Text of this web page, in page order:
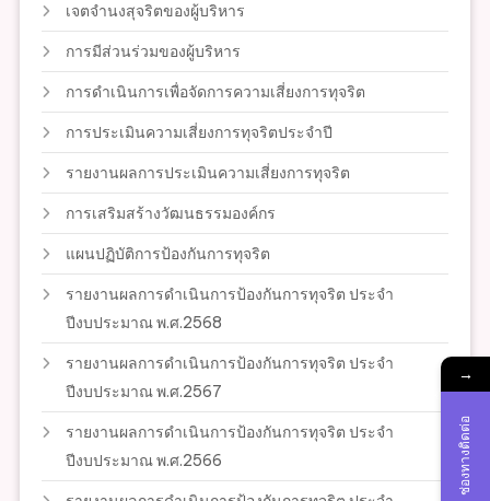
เจตจำนงสุจริตของผู้บริหาร
การมีส่วนร่วมของผู้บริหาร
การดำเนินการเพื่อจัดการความเสี่ยงการทุจริต
การประเมินความเสี่ยงการทุจริตประจำปี
รายงานผลการประเมินความเสี่ยงการทุจริต
การเสริมสร้างวัฒนธรรมองค์กร
แผนปฏิบัติการป้องกันการทุจริต
รายงานผลการดำเนินการป้องกันการทุจริต ประจำ
ปีงบประมาณ พ.ศ.2568
รายงานผลการดำเนินการป้องกันการทุจริต ประจำ
ปีงบประมาณ พ.ศ.2567
รายงานผลการดำเนินการป้องกันการทุจริต ประจำ
ปีงบประมาณ พ.ศ.2566
→
ช่องทางติดต่อ